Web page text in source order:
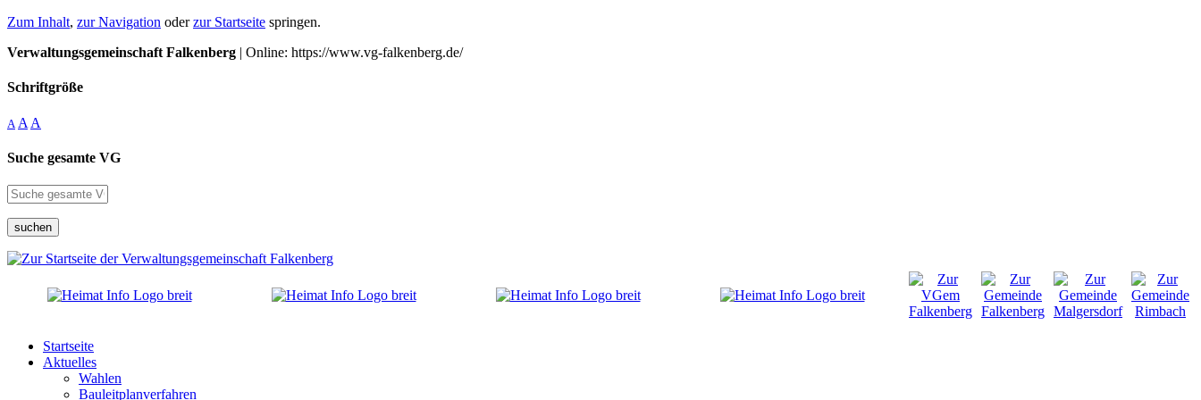
Zum Inhalt, zur Navigation oderzur Startseite springen.
Verwaltungsgemeinschaft Falkenberg | Online: https://www.vg-falkenberg.de/
Schriftgröße
A A A
Suche gesamte VG
suchen
Startseite
Aktuelles
Wahlen
Bauleitplanverfahren